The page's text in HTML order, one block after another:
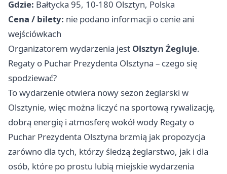
Gdzie: Bałtycka 95, 10-180 Olsztyn, Polska
Cena / bilety: nie podano informacji o cenie ani
wejściówkach
Organizatorem wydarzenia jest Olsztyn Żegluje.
Regaty o Puchar Prezydenta Olsztyna – czego się
spodziewać?
To wydarzenie otwiera nowy sezon żeglarski w
Olsztynie, więc można liczyć na sportową rywalizację,
dobrą energię i atmosferę wokół wody Regaty o
Puchar Prezydenta Olsztyna brzmią jak propozycja
zarówno dla tych, którzy śledzą żeglarstwo, jak i dla
osób, które po prostu lubią miejskie wydarzenia